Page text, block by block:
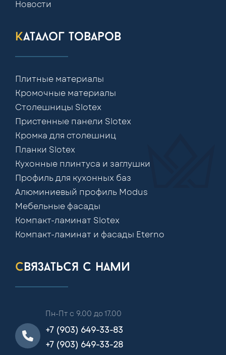
Новости
каталог товаров
Плитные материалы
Кромочные материалы
Столешницы Slotex
Пристенные панели Slotex
Кромка для столешниц
Планки Slotex
Кухонные плинтуса и заглушки
Профиль для кухонных баз
Алюминиевый профиль Modus
Мебельные фасады
Компакт-ламинат Slotex
Компакт-ламинат и фасады Eterno
связаться с нами
Пн-Пт с 9.00 до 17.00
+7 (903) 649-33-83
+7 (903) 649-33-28